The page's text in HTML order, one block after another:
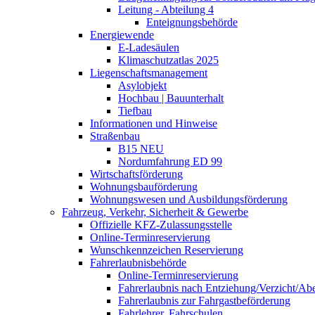
Leitung - Abteilung 4
Enteignungsbehörde
Energiewende
E-Ladesäulen
Klimaschutzatlas 2025
Liegenschaftsmanagement
Asylobjekt
Hochbau | Bauunterhalt
Tiefbau
Informationen und Hinweise
Straßenbau
B15 NEU
Nordumfahrung ED 99
Wirtschaftsförderung
Wohnungsbauförderung
Wohnungswesen und Ausbildungsförderung
Fahrzeug, Verkehr, Sicherheit & Gewerbe
Offizielle KFZ-Zulassungsstelle
Online-Terminreservierung
Wunschkennzeichen Reservierung
Fahrerlaubnisbehörde
Online-Terminreservierung
Fahrerlaubnis nach Entziehung/Verzicht/
Fahrerlaubnis zur Fahrgastbeförderung